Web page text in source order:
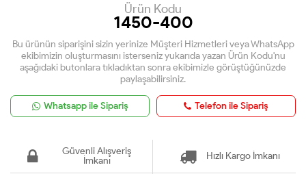
Ürün Kodu
1450-400
Bu ürünün siparişini sizin yerinize Müşteri Hizmetleri veya WhatsApp
ekibimizin oluşturmasını isterseniz yukarıda yazan Ürün Kodu'nu
aşağıdaki butonlara tıkladıktan sonra ekibimizle görüştüğünüzde
paylaşabilirsiniz.
Whatsapp ile Sipariş Telefon ile Sipariş
Güvenli Alışveriş
İmkanı
Hızlı Kargo İmkanı